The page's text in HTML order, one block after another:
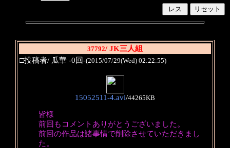
37792/ JK三人組
□投稿者/ 瓜華 -0回-(2015/07/29(Wed) 02:22:55)
15052511-4.avi/44265KB
皆様
前回もコメントありがとうございました。
前回の作品は諸事情で削除させていただきまし
た。